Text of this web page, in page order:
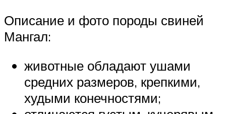
Описание и фото породы свиней
Мангал:
животные обладают ушами
средних размеров, крепкими,
худыми конечностями;